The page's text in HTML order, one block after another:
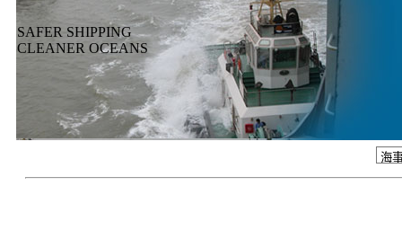
SAFER SHIPPING
CLEANER OCEANS